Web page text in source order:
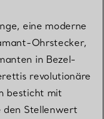
eine moderne
Ohrstecker,
in Bezel-
revolutionäre
besticht mit
den Stellenwert